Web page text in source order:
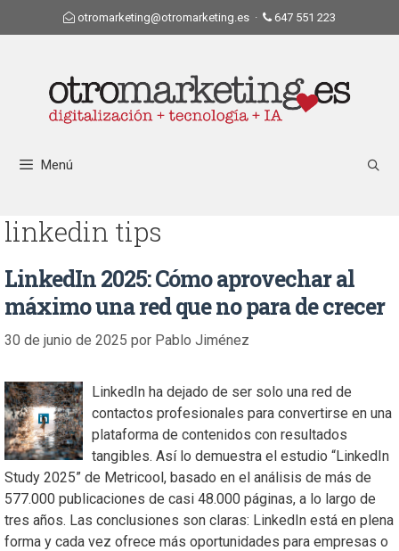
otromarketing@otromarketing.es · 647 551 223
Menú
linkedin tips
LinkedIn 2025: Cómo aprovechar al
máximo una red que no para de crecer
30 de junio de 2025 por Pablo Jiménez
LinkedIn ha dejado de ser solo una red de
contactos profesionales para convertirse en una
plataforma de contenidos con resultados
tangibles. Así lo demuestra el estudio “LinkedIn
Study 2025” de Metricool, basado en el análisis de más de
577.000 publicaciones de casi 48.000 páginas, a lo largo de
tres años. Las conclusiones son claras: LinkedIn está en plena
forma y cada vez ofrece más oportunidades para empresas o